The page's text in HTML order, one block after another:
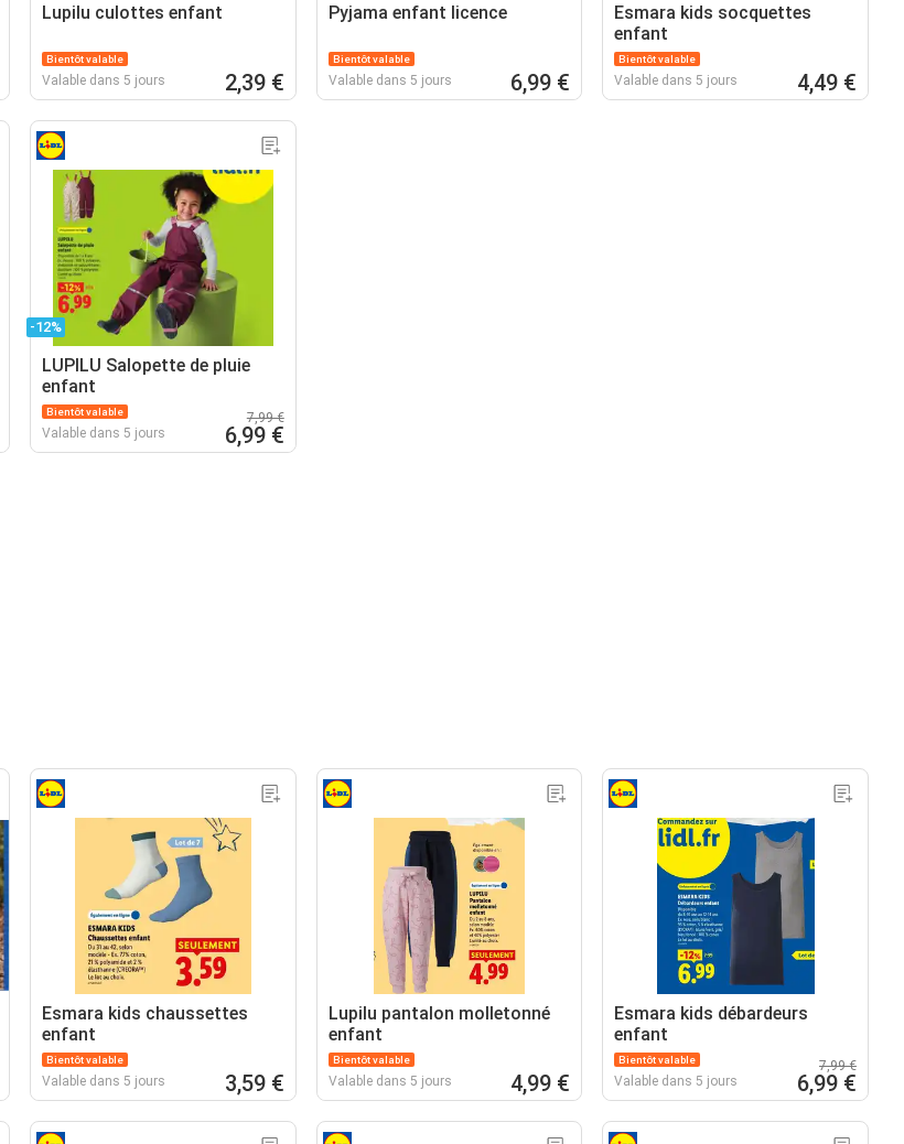
Lupilu culottes enfant
Bientôt valable
Valable dans 5 jours 2,39 €
Pyjama enfant licence
Bientôt valable
Valable dans 5 jours 6,99 €
Esmara kids socquettes
enfant
Bientôt valable
Valable dans 5 jours 4,49 €
-12%
LUPILU Salopette de pluie
enfant
Bientôt valable
Valable dans 5 jours
7,99 €
6,99 €
Esmara kids chaussettes
enfant
Bientôt valable
Valable dans 5 jours 3,59 €
Lupilu pantalon molletonné
enfant
Bientôt valable
Valable dans 5 jours 4,99 €
Esmara kids débardeurs
enfant
Bientôt valable
Valable dans 5 jours
7,99 €
6,99 €